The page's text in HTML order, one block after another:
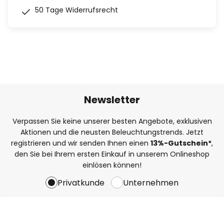
50 Tage Widerrufsrecht
Newsletter
Verpassen Sie keine unserer besten Angebote, exklusiven
Aktionen und die neusten Beleuchtungstrends. Jetzt
registrieren und wir senden Ihnen einen 13%-Gutschein*,
den Sie bei Ihrem ersten Einkauf in unserem Onlineshop
einlösen können!
Privatkunde Unternehmen